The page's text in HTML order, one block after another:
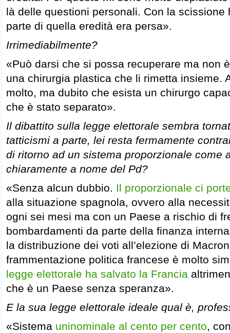
là delle questioni personali. Con la scissione
parte di quella eredità era persa».
Irrimediabilmente?
«Può darsi che si possa recuperare ma non
una chirurgia plastica che li rimetta insieme.
molto, ma dubito che esista un chirurgo
che è stato separato».
Il dibattito sulla legge elettorale sembra
tatticismi a parte, lei resta fermamente
di ritorno ad un sistema proporzionale come
chiaramente a nome del Pd?
«Senza alcun dubbio. Il proporzionale ci
alla situazione spagnola, ovvero alla
ogni sei mesi ma con un Paese a rischio di
bombardamenti da parte della finanza
la distribuzione dei voti all’elezione di
frammentazione politica francese è molto
legge elettorale ha salvato la Francia
che è un Paese senza speranza».
E la sua legge elettorale ideale qual è,
«Sistema uninominale al cento per cento,